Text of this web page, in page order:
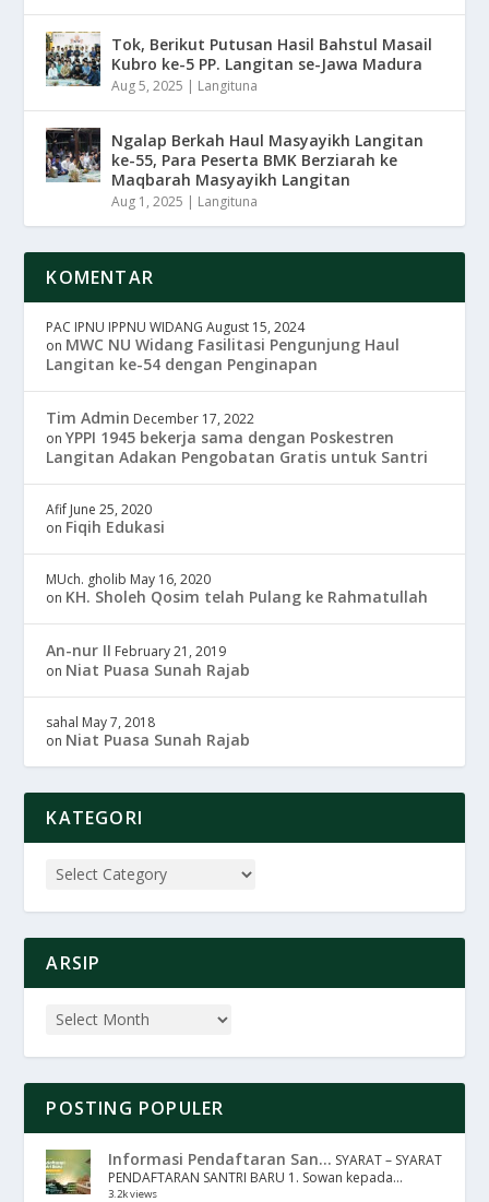
Tok, Berikut Putusan Hasil Bahstul Masail
Kubro ke-5 PP. Langitan se-Jawa Madura
Aug 5, 2025 | Langituna
Ngalap Berkah Haul Masyayikh Langitan
ke-55, Para Peserta BMK Berziarah ke
Maqbarah Masyayikh Langitan
Aug 1, 2025 | Langituna
KOMENTAR
PAC IPNU IPPNU WIDANG August 15, 2024
on MWC NU Widang Fasilitasi Pengunjung Haul
Langitan ke-54 dengan Penginapan
Tim Admin December 17, 2022
onYPPI 1945 bekerja sama dengan Poskestren
Langitan Adakan Pengobatan Gratis untuk Santri
Afif June 25, 2020
on Fiqih Edukasi
MUch. gholib May 16, 2020
on KH. Sholeh Qosim telah Pulang ke Rahmatullah
An-nur II February 21, 2019
on Niat Puasa Sunah Rajab
sahal May 7, 2018
on Niat Puasa Sunah Rajab
KATEGORI
ARSIP
POSTING POPULER
Informasi Pendaftaran San... SYARAT – SYARAT
PENDAFTARAN SANTRI BARU 1. Sowan kepada...
3.2k views